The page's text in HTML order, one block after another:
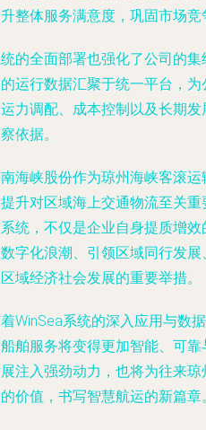
整体服务满意度，巩固市场竞
的全面部署也强化了公司的
运行数据汇聚于统一平台，
力调配、成本控制以及长期
依据。
海峡股份作为琼州海峡客滚
升对区域海上交通物流至关
统，不仅是企业自身提质增
字化浪潮、引领区域同行发
域经济社会发展的重要举措。
WinSea系统的深入应用与数
舶服务将变得更加智能、可
注入强劲动力，也将为往来
价值，书写智慧航运的新篇章